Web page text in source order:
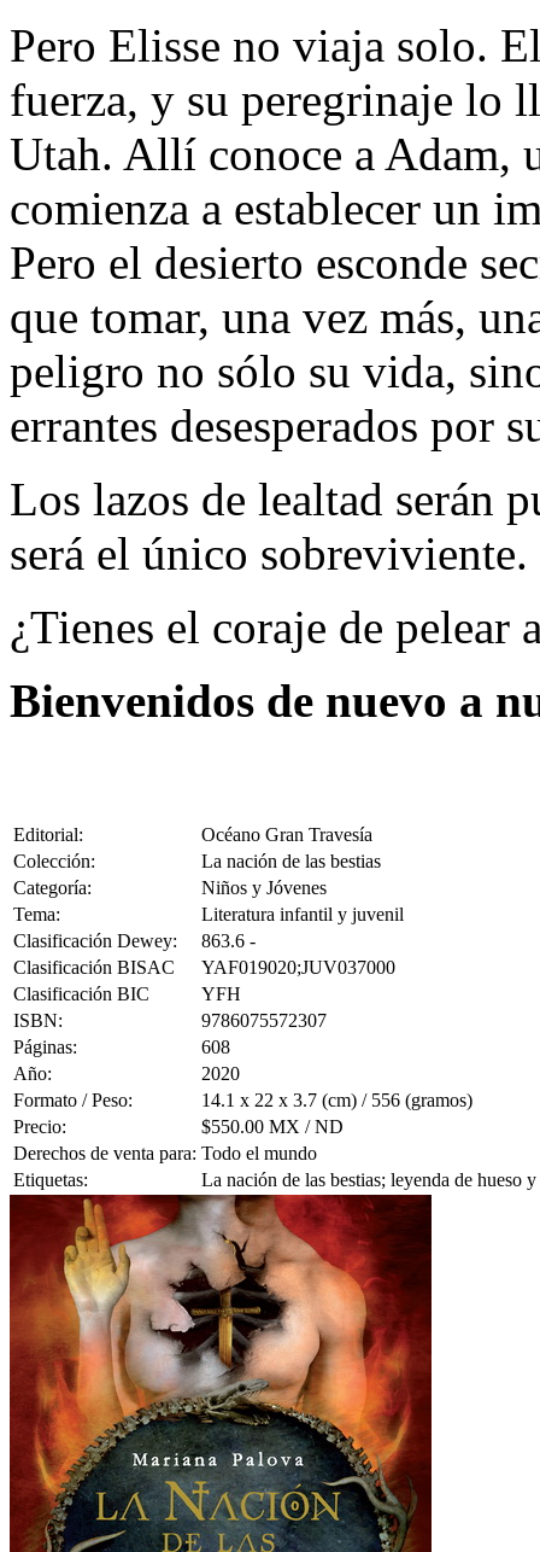
Pero Elisse no viaja solo.
fuerza, y su peregrinaje lo
Utah. Allí conoce a Adam,
comienza a establecer un
Pero el desierto esconde
que tomar, una vez más,
peligro no sólo su vida,
errantes desesperados por
Los lazos de lealtad serán
será el único sobreviviente.
¿Tienes el coraje de pelear
Bienvenidos de nuevo a
Editorial:
Océano Gran Travesía
Colección:
La nación de las bestias
Categoría:
Niños y Jóvenes
Tema:
Literatura infantil y juvenil
Clasificación Dewey:
863.6 -
Clasificación BISAC
YAF019020;JUV037000
Clasificación BIC
YFH
ISBN:
9786075572307
Páginas:
608
Año:
2020
Formato / Peso:
14.1 x 22 x 3.7 (cm) / 556 (gramos)
Precio:
$550.00 MX / ND
Derechos de venta para: Todo el mundo
Etiquetas:
La nación de las bestias; leyenda de